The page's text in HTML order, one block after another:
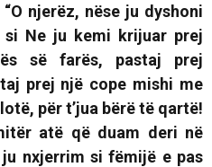
“O njerëz, nëse ju dyshoni
si Ne ju kemi krijuar prej
së farës, pastaj prej
prej një cope mishi me
për t’jua bërë të qartë!
atë që duam deri në
nxjerrim si fëmijë e pas